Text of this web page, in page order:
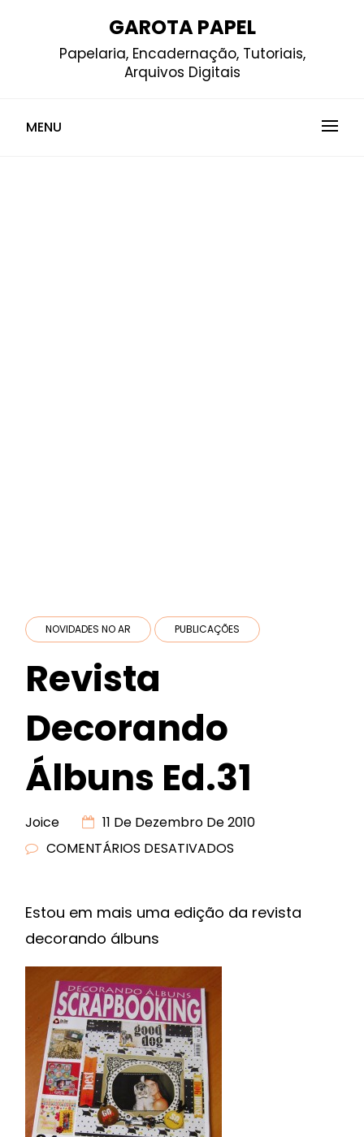
GAROTA PAPEL
Papelaria, Encadernação, Tutoriais,
Arquivos Digitais
MENU
NOVIDADES NO AR PUBLICAÇÕES
Revista
Decorando
Álbuns Ed.31
Joice
11 De Dezembro De 2010
COMENTÁRIOS DESATIVADOS
ÁLBUNS
Estou em mais uma edição da revista
decorando álbuns